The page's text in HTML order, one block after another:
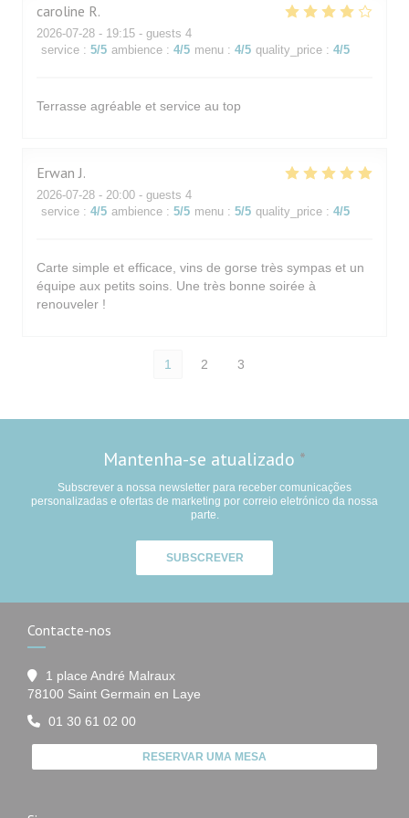
caroline R
2026-07-28 - 19:15 - guests 4
service : 5/5 ambience : 4/5 menu : 4/5 quality_price : 4/5
Terrasse agréable et service au top
Erwan J
2026-07-28 - 20:00 - guests 4
service : 4/5 ambience : 5/5 menu : 5/5 quality_price : 4/5
Carte simple et efficace, vins de gorse très sympas et un
équipe aux petits soins. Une très bonne soirée à
renouveler !
1 2 3
Mantenha-se atualizado *
Subscrever a nossa newsletter para receber comunicações
personalizadas e ofertas de marketing por correio eletrónico da nossa
parte.
SUBSCREVER
Contacte-nos
1 place André Malraux
78100 Saint Germain en Laye
01 30 61 02 00
RESERVAR UMA MESA